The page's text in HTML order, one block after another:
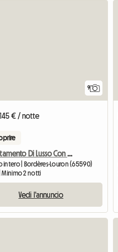
9
€ / notte
Appartamento Di Lusso Con Splendida Terrazza
intero | Bordères-Louron (65590)
Minimo 2 notti
Vedi l'annuncio